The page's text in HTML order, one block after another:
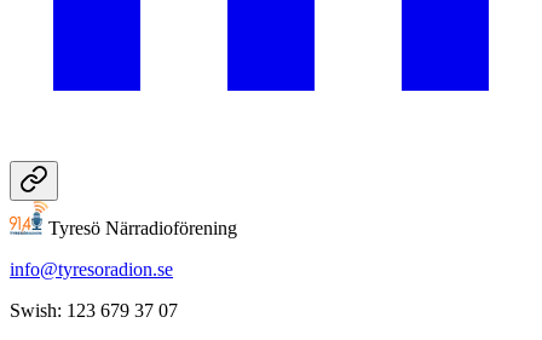
Tyresö Närradioförening
info@tyresoradion.se
Swish: 123 679 37 07